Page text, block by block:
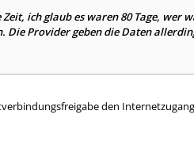
ich glaub es waren 80 Tage, wer
Die Provider geben die Daten
den